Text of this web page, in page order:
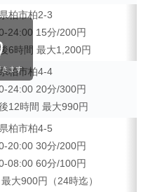
柏市柏2-3
24:00 15分/200円
6時間 最大1,200円
柏市柏4-4
24:00 20分/300円
12時間 最大990円
柏市柏4-5
20:00 30分/200円
08:00 60分/100円
大900円（24時迄）
きます